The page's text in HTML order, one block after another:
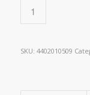
SKU: 4402010509